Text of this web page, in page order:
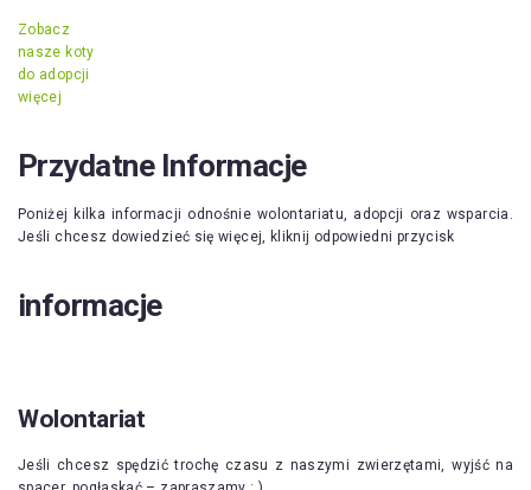
Zobacz
nasze koty
do adopcji
więcej
Przydatne Informacje
Poniżej kilka informacji odnośnie wolontariatu, adopcji oraz wsparcia.
Jeśli chcesz dowiedzieć się więcej, kliknij odpowiedni przycisk
informacje
Wolontariat
Jeśli chcesz spędzić trochę czasu z naszymi zwierzętami, wyjść na